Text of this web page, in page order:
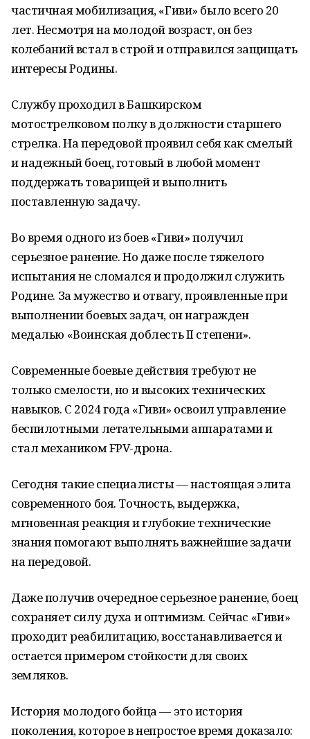
частичная мобилизация, «Гиви» было всего 20
лет. Несмотря на молодой возраст, он без
колебаний встал в строй и отправился защищать
интересы Родины.
Службу проходил в Башкирском
мотострелковом полку в должности старшего
стрелка. На передовой проявил себя как смелый
и надежный боец, готовый в любой момент
поддержать товарищей и выполнить
поставленную задачу.
Во время одного из боев «Гиви» получил
серьезное ранение. Но даже после тяжелого
испытания не сломался и продолжил служить
Родине. За мужество и отвагу, проявленные при
выполнении боевых задач, он награжден
медалью «Воинская доблесть II степени».
Современные боевые действия требуют не
только смелости, но и высоких технических
навыков. С 2024 года «Гиви» освоил управление
беспилотными летательными аппаратами и
стал механиком FPV-дрона.
Сегодня такие специалисты — настоящая элита
современного боя. Точность, выдержка,
мгновенная реакция и глубокие технические
знания помогают выполнять важнейшие задачи
на передовой.
Даже получив очередное серьезное ранение, боец
сохраняет силу духа и оптимизм. Сейчас «Гиви»
проходит реабилитацию, восстанавливается и
остается примером стойкости для своих
земляков.
История молодого бойца — это история
поколения, которое в непростое время доказало: